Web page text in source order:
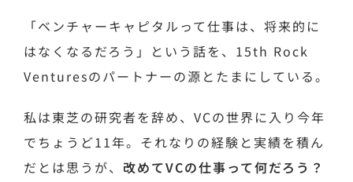
「ベンチャーキャピタルって仕事は、将来的に
はなくなるだろう」という話を、15th Rock
Venturesのパートナーの源とたまにしている。
私は東芝の研究者を辞め、VCの世界に入り今年
でちょうど11年。それなりの経験と実績を積ん
だとは思うが、 改めてVCの仕事って何だろう？